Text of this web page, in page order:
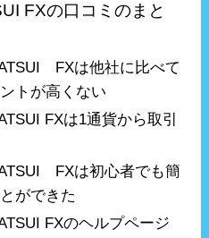
FXの口コミのまと
FXは他社に比べて
トが高くない
FXは1通貨から取引
FXは初心者でも簡
ができた
FXのヘルプページ